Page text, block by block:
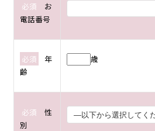
必須
お
電話番号
必須
年
齢
歳
必須
性
別